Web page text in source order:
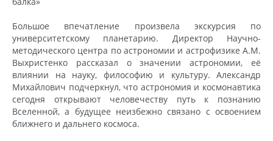
Большое впечатление произвела экскурсия по
университетскому планетарию. Директор Научно-
методического центра по астрономии и астрофизике А.М.
Выхристенко рассказал о значении астрономии, её
влиянии на науку, философию и культуру. Александр
Михайлович подчеркнул, что астрономия и космонавтика
сегодня открывают человечеству путь к познанию
Вселенной, а будущее неизбежно связано с освоением
ближнего и дальнего космоса.